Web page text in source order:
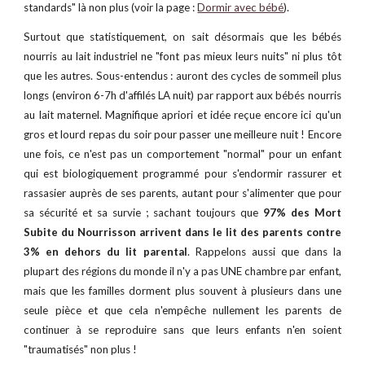
standards" là non plus (voir la page :Dormir avec bébé).
Surtout que statistiquement, on sait désormais que les bébés
nourris au lait industriel ne "font pas mieux leurs nuits" ni plus tôt
que les autres. Sous-entendus : auront des cycles de sommeil plus
longs (environ 6-7h d'affilés LA nuit) par rapport aux bébés nourris
au lait maternel. Magnifique apriori et idée reçue encore ici qu'un
gros et lourd repas du soir pour passer une meilleure nuit ! Encore
une fois, ce n'est pas un comportement "normal" pour un enfant
qui est biologiquement programmé pour s'endormir rassurer et
rassasier auprès de ses parents, autant pour s'alimenter que pour
sa sécurité et sa survie ; sachant toujours que97% des Mort
Subite du Nourrisson arrivent dans le lit des parents contre
3% en dehors du lit parental. Rappelons aussi que dans la
plupart des régions du monde il n'y a pas UNE chambre par enfant,
mais que les familles dorment plus souvent à plusieurs dans une
seule pièce et que cela n'empêche nullement les parents de
continuer à se reproduire sans que leurs enfants n'en soient
"traumatisés" non plus !